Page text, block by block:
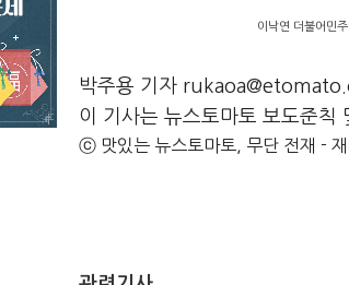
이낙연 더불어민
박주용 기자
이 기사는 뉴스토마토 보도준칙
ⓒ 맛있는 뉴스토마토, 무단 전재 - 재